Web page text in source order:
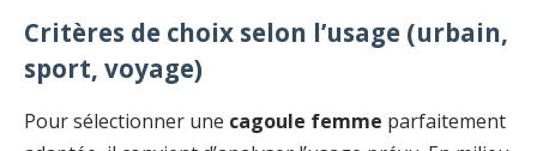
Critères de choix selon l’usage (urbain,
sport, voyage)
Pour sélectionner une cagoule femme parfaitement